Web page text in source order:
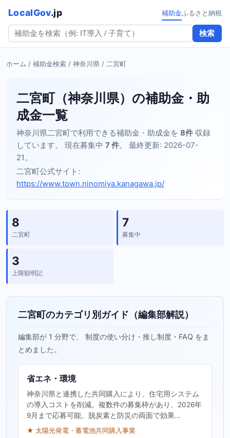
LocalGov.jp
検索
補助金ふるさと納税
ホーム / 補助金検索 / 神奈川県 / 二宮町
二宮町（神奈川県）の補助金・助
成金一覧
神奈川県二宮町で利用できる補助金・助成金を 8件 収録
しています。 現在募集中 7 件。 最終更新: 2026-07-
21。
二宮町公式サイト:
https://www.town.ninomiya.kanagawa.jp/
8
二宮町
7
募集中
3
上限額明記
二宮町のカテゴリ別ガイド（編集部解説）
編集部が 1 分野で、 制度の使い分け・推し制度・FAQ をま
とめました。
省エネ・環境
神奈川県と連携した共同購入により、住宅用システム
の導入コストを削減。複数件の募集枠があり、2026年
9月まで応募可能。脱炭素と防災の両面で効果…
★ 太陽光発電・蓄電池共同購入事業